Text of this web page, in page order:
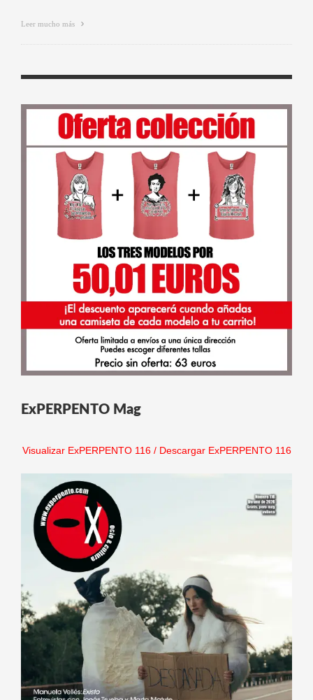
Leer mucho más
ExPERPENTO Mag
Visualizar ExPERPENTO 116/ Descargar ExPERPENTO 116